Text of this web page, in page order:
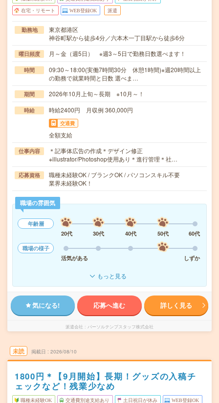
在宅・リモート WEB登録OK 派遣
勤務地
東京都港区
神谷町駅から徒歩4分／六本木一丁目駅から徒歩6分
曜日頻度 月～金（週5日） ※週3～5日で勤務日数選べます！
時間
09:30～18:00(実働7時間30分 休憩1時間)※週20時間以上
の勤務で就業時間と日数 選べま…
期間 2026年10月上旬～長期 ※10月～！
時給 時給2400円 月収例 360,000円
交通費
全額支給
仕事内容
＊記事体広告の作成＊デザイン修正
※illustrator/Photoshop使用あり＊進行管理＊社…
応募資格
職種未経験OK / ブランクOK / パソコンスキル不要
業界未経験OK！
職場の雰囲気
年齢層
20代
30代 40代 50代
60代
職場の様子
活気がある
しずか
もっと見る
気になる! 応募へ進む 詳しく見る
派遣会社 パーソルテンプスタッフ株式会社
未読 掲載日 2026/08/10
1800円＊【9月開始】長期！グッズの入稿チ
ェックなど！残業少なめ
職種未経験OK 交通費別途支給あり 土日祝日が休み WEB登録OK